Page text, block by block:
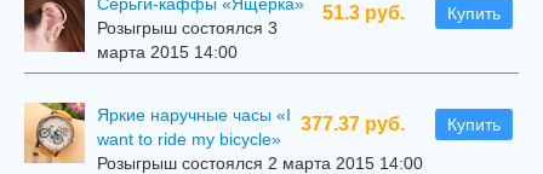
51.3 руб. Купить
Розыгрыш состоялся 3
марта 2015 14:00
377.37 руб. Купить
Яркие наручные часы «I
want to ride my bicycle»
Розыгрыш состоялся 2 марта 2015 14:00